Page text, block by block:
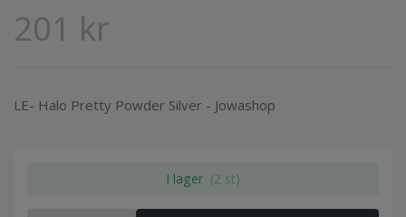
201 kr
LE- Halo Pretty Powder Silver - Jowashop
I lager (2 st)